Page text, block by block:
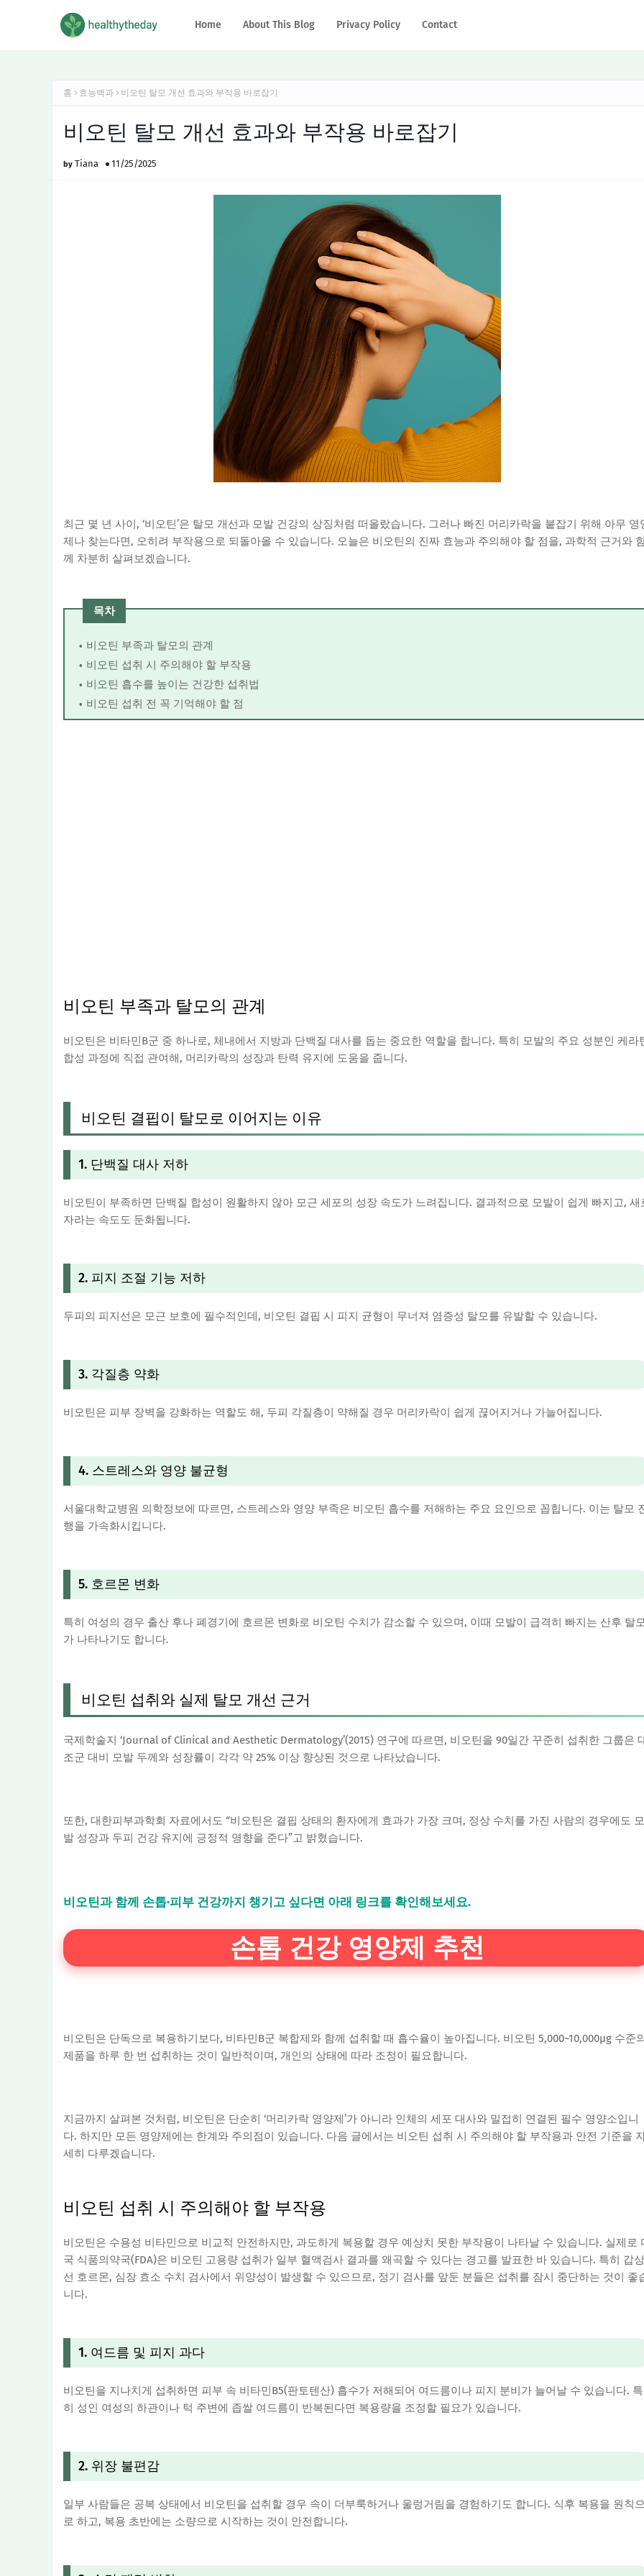
Home About This Blog Privacy Policy Contact
홈 효능백과 비오틴 탈모 개선 효과와 부작용 바로잡기
비오틴 탈모 개선 효과와 부작용 바로잡기
Tiana 11/25/2025
최근 몇 년 사이, ‘비오틴’은 탈모 개선과 모발 건강의 상징처럼 떠올랐습니다. 그러나 빠진 머리카락을 붙잡기 위해 아무 영
제나 찾는다면, 오히려 부작용으로 되돌아올 수 있습니다. 오늘은 비오틴의 진짜 효능과 주의해야 할 점을, 과학적 근거와
께 차분히 살펴보겠습니다.
목차
비오틴 부족과 탈모의 관계
비오틴 섭취 시 주의해야 할 부작용
비오틴 흡수를 높이는 건강한 섭취법
비오틴 섭취 전 꼭 기억해야 할 점
비오틴 부족과 탈모의 관계
비오틴은 비타민B군 중 하나로, 체내에서 지방과 단백질 대사를 돕는 중요한 역할을 합니다. 특히 모발의 주요 성분인 케라
합성 과정에 직접 관여해, 머리카락의 성장과 탄력 유지에 도움을 줍니다.
비오틴 결핍이 탈모로 이어지는 이유
1. 단백질 대사 저하
비오틴이 부족하면 단백질 합성이 원활하지 않아 모근 세포의 성장 속도가 느려집니다. 결과적으로 모발이 쉽게 빠지고, 새
자라는 속도도 둔화됩니다.
2. 피지 조절 기능 저하
두피의 피지선은 모근 보호에 필수적인데, 비오틴 결핍 시 피지 균형이 무너져 염증성 탈모를 유발할 수 있습니다.
3. 각질층 약화
비오틴은 피부 장벽을 강화하는 역할도 해, 두피 각질층이 약해질 경우 머리카락이 쉽게 끊어지거나 가늘어집니다.
4. 스트레스와 영양 불균형
서울대학교병원 의학정보에 따르면, 스트레스와 영양 부족은 비오틴 흡수를 저해하는 주요 요인으로 꼽힙니다. 이는 탈모
행을 가속화시킵니다.
5. 호르몬 변화
특히 여성의 경우 출산 후나 폐경기에 호르몬 변화로 비오틴 수치가 감소할 수 있으며, 이때 모발이 급격히 빠지는 산후 탈
가 나타나기도 합니다.
비오틴 섭취와 실제 탈모 개선 근거
국제학술지 ‘Journal of Clinical and Aesthetic Dermatology’(2015) 연구에 따르면, 비오틴을 90일간 꾸준히 섭취한 그룹은
조군 대비 모발 두께와 성장률이 각각 약 25% 이상 향상된 것으로 나타났습니다.
또한, 대한피부과학회 자료에서도 “비오틴은 결핍 상태의 환자에게 효과가 가장 크며, 정상 수치를 가진 사람의 경우에도 모
발 성장과 두피 건강 유지에 긍정적 영향을 준다”고 밝혔습니다.
비오틴과 함께 손톱·피부 건강까지 챙기고 싶다면 아래 링크를 확인해보세요.
손톱 건강 영양제 추천
비오틴은 단독으로 복용하기보다, 비타민B군 복합제와 함께 섭취할 때 흡수율이 높아집니다. 비오틴 5,000~10,000μg 수준
제품을 하루 한 번 섭취하는 것이 일반적이며, 개인의 상태에 따라 조정이 필요합니다.
지금까지 살펴본 것처럼, 비오틴은 단순히 ‘머리카락 영양제’가 아니라 인체의 세포 대사와 밀접히 연결된 필수 영양소입니
다. 하지만 모든 영양제에는 한계와 주의점이 있습니다. 다음 글에서는 비오틴 섭취 시 주의해야 할 부작용과 안전 기준을
세히 다루겠습니다.
비오틴 섭취 시 주의해야 할 부작용
비오틴은 수용성 비타민으로 비교적 안전하지만, 과도하게 복용할 경우 예상치 못한 부작용이 나타날 수 있습니다. 실제로
국 식품의약국(FDA)은 비오틴 고용량 섭취가 일부 혈액검사 결과를 왜곡할 수 있다는 경고를 발표한 바 있습니다. 특히 갑상
선 호르몬, 심장 효소 수치 검사에서 위양성이 발생할 수 있으므로, 정기 검사를 앞둔 분들은 섭취를 잠시 중단하는 것이 좋
니다.
1. 여드름 및 피지 과다
비오틴을 지나치게 섭취하면 피부 속 비타민B5(판토텐산) 흡수가 저해되어 여드름이나 피지 분비가 늘어날 수 있습니다. 특
히 성인 여성의 하관이나 턱 주변에 좁쌀 여드름이 반복된다면 복용량을 조정할 필요가 있습니다.
2. 위장 불편감
일부 사람들은 공복 상태에서 비오틴을 섭취할 경우 속이 더부룩하거나 울렁거림을 경험하기도 합니다. 식후 복용을 원칙
로 하고, 복용 초반에는 소량으로 시작하는 것이 안전합니다.